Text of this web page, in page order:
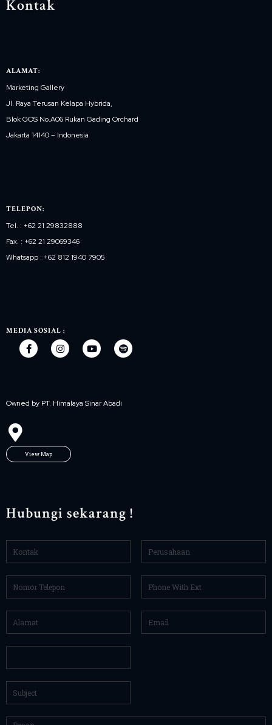
Kontak
ALAMAT:
Marketing Gallery
Jl. Raya Terusan Kelapa Hybrida,
Blok GOS No.A06 Rukan Gading Orchard
Jakarta 14140 – Indonesia
TELEPON:
Tel. : +62 21 29832888
Fax. : +62 21 29069346
Whatsapp : +62 812 1940 7905
MEDIA SOSIAL :
Owned by PT. Himalaya Sinar Abadi
View Map
Hubungi sekarang !